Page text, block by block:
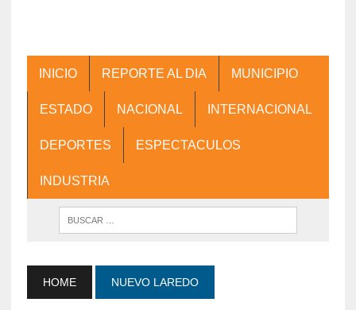
INICIO REPORTE AL DIA MUNICIPIO
ESTADO NACIONAL INTERNACIONAL
DEPORTES ESPECTACULOS
INDUSTRIA
HOME NUEVO LAREDO